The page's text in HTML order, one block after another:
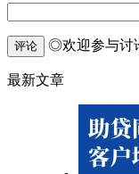
评论 ◎欢迎参与讨
最新文章